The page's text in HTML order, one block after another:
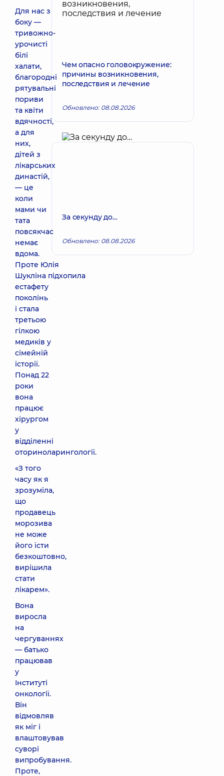
Для нас з
боку —
тривожно-
урочисті
білі
халати,
благородні
рятувальні
пориви
та квіти
вдячності,
а для
них,
дітей з
лікарських
династій,
— це
коли
мами чи
тата
повсякчас
немає
вдома.
Проте Юлія
Шукліна підхопила
естафету
поколінь
і стала
третьою
гілкою
медиків у
сімейній
історії.
Понад 22
роки
вона
працює
хірургом
у
відділенні
оториноларингології.
«З того
часу як я
зрозуміла,
що
продавець
морозива
не може
його їсти
безкоштовно,
вирішила
стати
лікарем».
Вона
виросла
на
чергуваннях
— батько
працював
у
Інституті
онкології.
Він
відмовляв
як міг і
влаштовував
суворі
випробування.
Проте,
Чем опасно головокружение:
причины возникновения,
последствия и лечение
Обновлено: 08.08.2026
За секунду до…
Обновлено: 08.08.2026